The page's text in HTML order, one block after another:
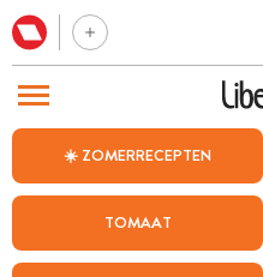
☀️ ZOMERRECEPTEN
TOMAAT
BEZOEK ONZE ANDERE WEBSITES
WEEKMENU